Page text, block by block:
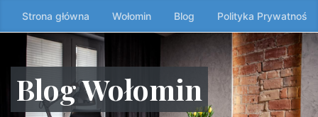
Przeskocz
do
treści
↷
Strona główna Wołomin Blog Polityka Prywatności
Blog Wołomin